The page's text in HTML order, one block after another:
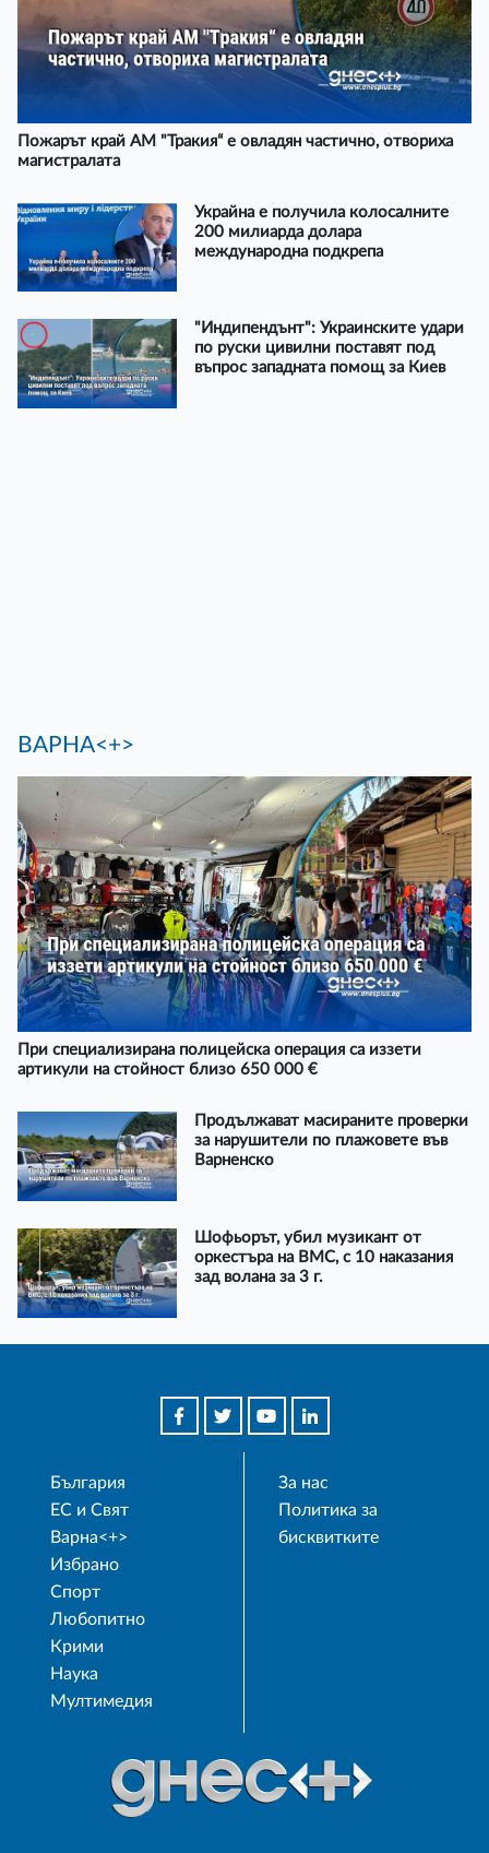
Пожарът край АМ "Тракия“ е овладян частично, отвориха
магистралата
Украйна е получила колосалните
200 милиарда долара
международна подкрепа
"Индипендънт": Украинските удари
по руски цивилни поставят под
въпрос западната помощ за Киев
ВАРНА<+>
При специализирана полицейска операция са иззети
артикули на стойност близо 650 000 €
Продължават масираните проверки
за нарушители по плажовете във
Варненско
Шофьорът, убил музикант от
оркестъра на ВМС, с 10 наказания
зад волана за 3 г.
България
ЕС и Свят
Варна<+>
Избрано
Спорт
Любопитно
Крими
Наука
Мултимедия
За нас
Политика за
бисквитките